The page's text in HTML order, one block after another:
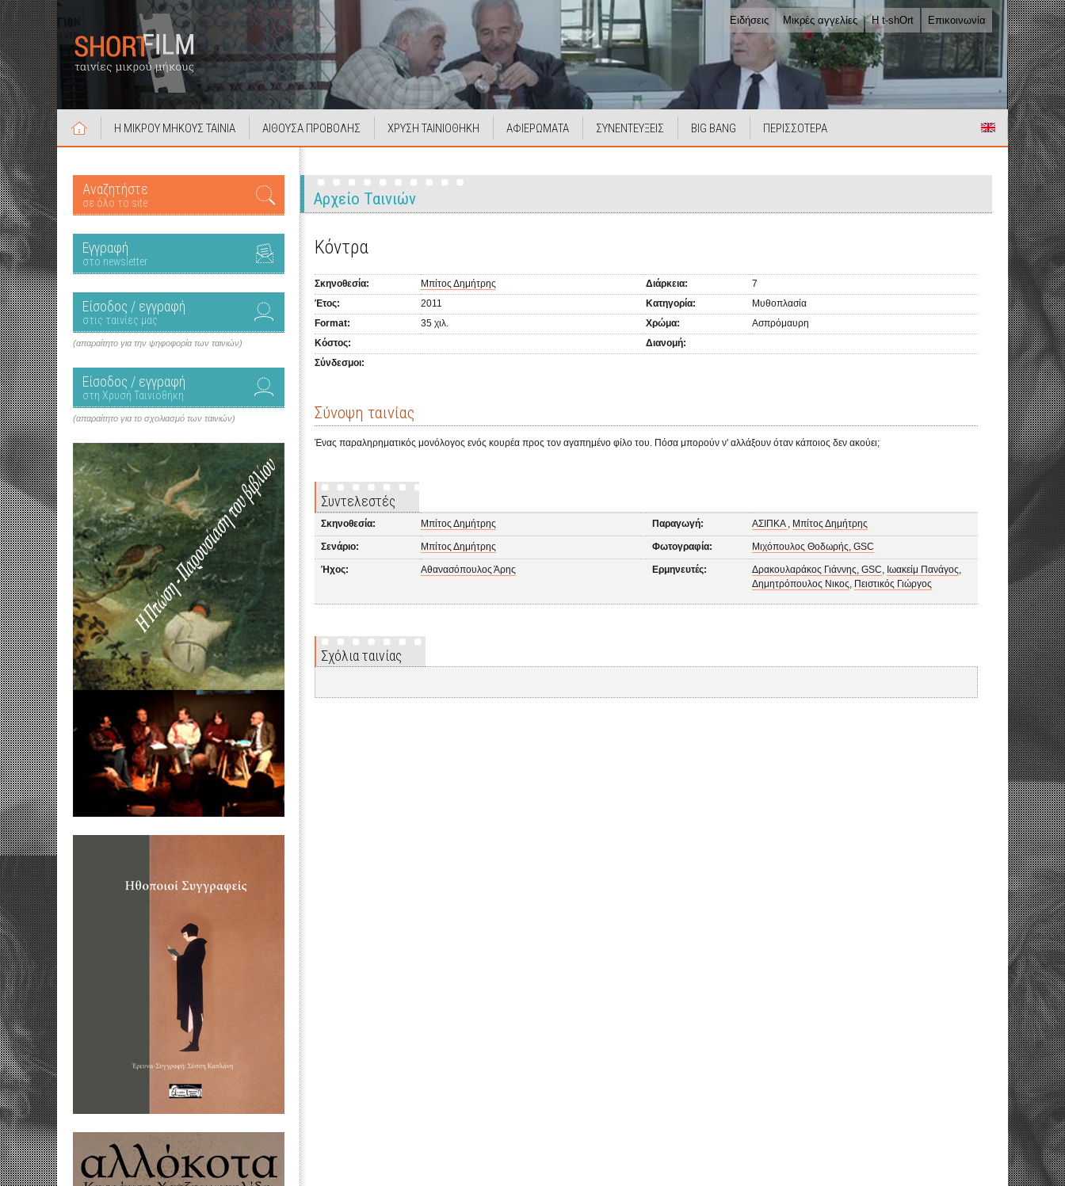
Ειδήσεις Μικρές αγγελίες Η t-shOrt Επικοινωνία
Η ΜΙΚΡΟΥ ΜΗΚΟΥΣ ΤΑΙΝΙΑ ΑΙΘΟΥΣΑ ΠΡΟΒΟΛΗΣ ΧΡΥΣΗ ΤΑΙΝΙΟΘΗΚΗ ΑΦΙΕΡΩΜΑΤΑ ΣΥΝΕΝΤΕΥΞΕΙΣ BIG BANG ΠΕΡΙΣΣΟΤΕΡΑ
Αναζητήστε
σε όλο το site
Εγγραφή
στο newsletter
Είσοδος / εγγραφή
στις ταινίες μας
(απαραίτητο για την ψηφοφορία των ταινιών)
Είσοδος / εγγραφή
στη Χρυσή Ταινιοθήκη
(απαραίτητο για το σχολιασμό των ταινιών)
Αρχείο Ταινιών
Κόντρα
Σκηνοθεσία: Μπίτος Δημήτρης Διάρκεια:
7
Έτος:
2011 Κατηγορία:
Μυθοπλασία
Format:
35 χιλ. Χρώμα:
Ασπρόμαυρη
Κόστος:
Διανομή:
Σύνδεσμοι:
Σύνοψη ταινίας
Ένας παραληρηματικός μονόλογος ενός κουρέα προς τον αγαπημένο φίλο του. Πόσα μπορούν ν' αλλάξουν όταν κάποιος δεν ακούει;
Συντελεστές
Σκηνοθεσία: Μπίτος Δημήτρης Παραγωγή: ΑΣΙΠΚΑ , Μπίτος Δημήτρης
Σενάριο: Μπίτος Δημήτρης Φωτογραφία: Μιχόπουλος Θοδωρής, GSC
Ήχος: Αθανασόπουλος Άρης Ερμηνευτές: Δρακουλαράκος Γιάννης, GSC, Ιωακείμ Πανάγος,
Δημητρόπουλος Νικος, Πειστικός Γιώργος
Σχόλια ταινίας